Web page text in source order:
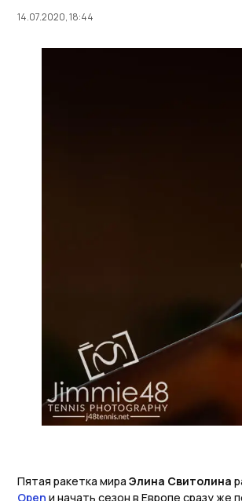
14.07.2020, 18:44
Пятая ракетка мира Элина Свитолина
Open и начать сезон в Европе сразу же